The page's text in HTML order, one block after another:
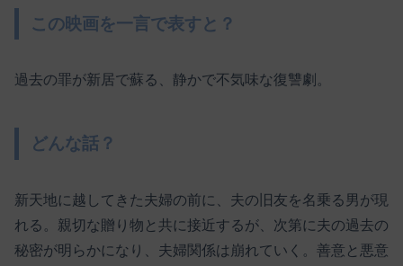
この映画を一言で表すと？
過去の罪が新居で蘇る、静かで不気味な復讐劇。
どんな話？
新天地に越してきた夫婦の前に、夫の旧友を名乗る男が現
れる。親切な贈り物と共に接近するが、次第に夫の過去の
秘密が明らかになり、夫婦関係は崩れていく。善意と悪意